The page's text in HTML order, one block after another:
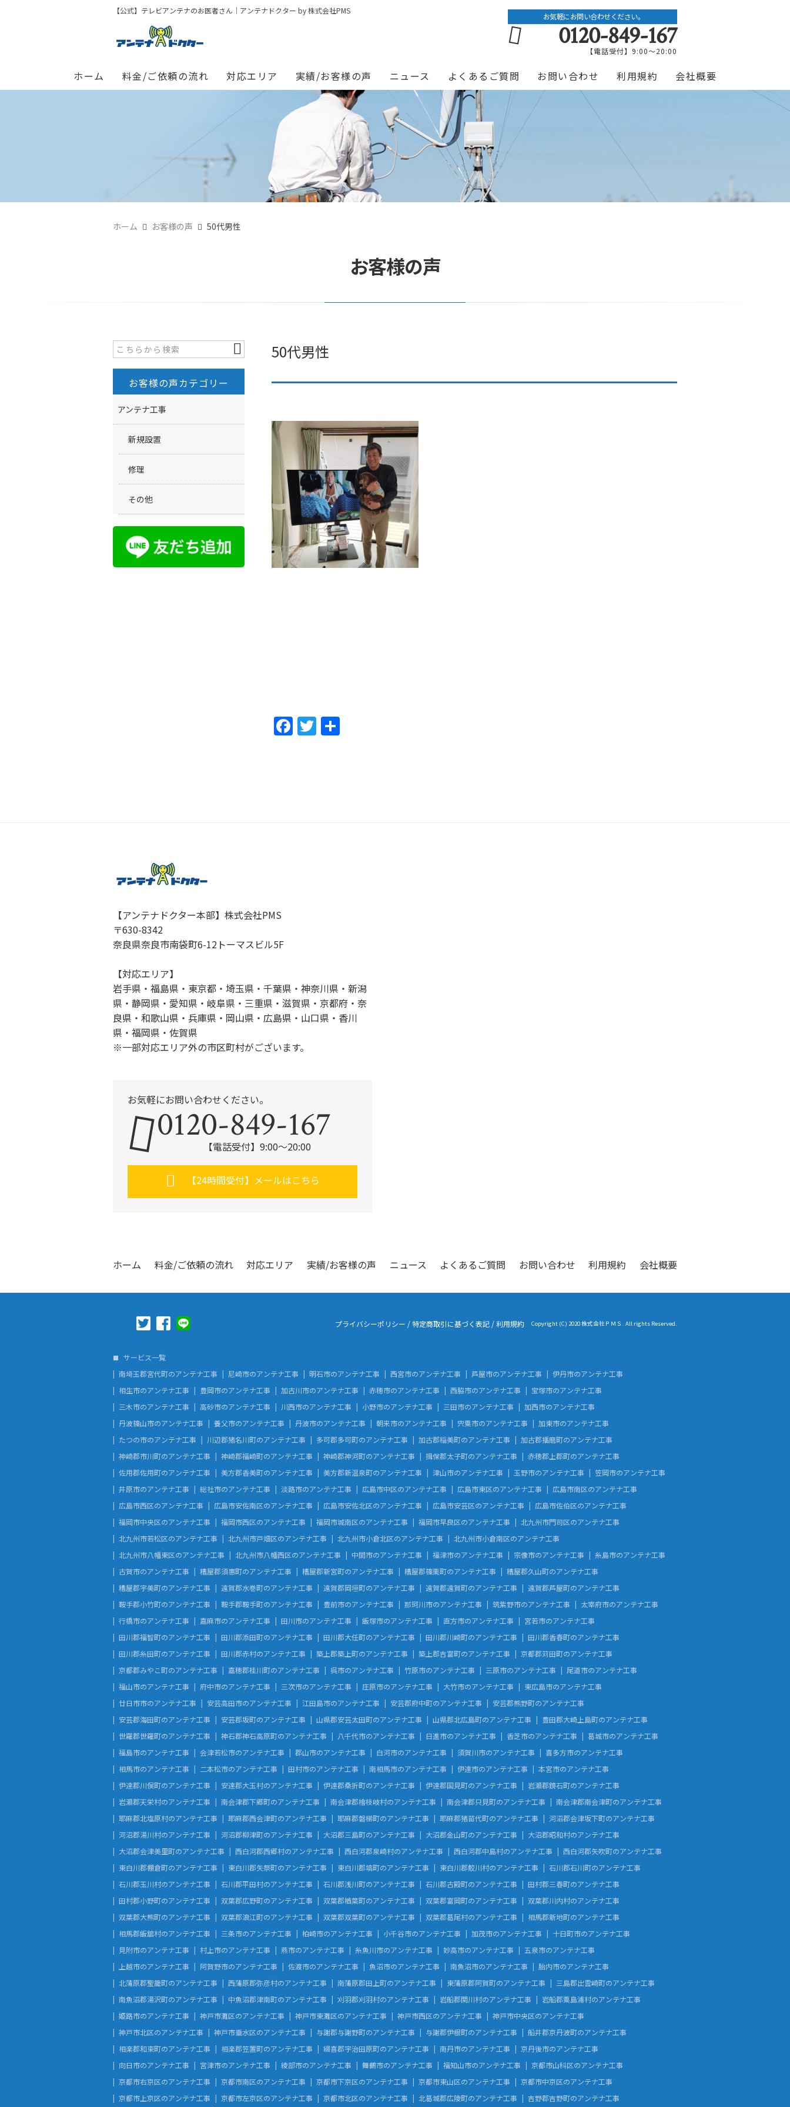
【公式】テレビアンテナのお医者さん｜アンテナドクター by 株式会社PMS
お気軽にお問い合わせください。
0120-849-167
【電話受付】9:00〜20:00
ホーム 料金/ご依頼の流れ 対応エリア 実績/お客様の声 ニュース よくあるご質問 お問い合わせ 利用規約 会社概要
ホーム お客様の声 50代男性
お客様の声
50代男性
F
a
T
w
お客様の声カテゴリー
アンテナ工事
新規設置
修理
その他
【アンテナドクター本部】株式会社PMS
〒630-8342
奈良県奈良市南袋町6-12トーマスビル5F
【対応エリア】
岩手県・福島県・東京都・埼玉県・千葉県・神奈川県・新潟
県・静岡県・愛知県・岐阜県・三重県・滋賀県・京都府・奈
良県・和歌山県・兵庫県・岡山県・広島県・山口県・香川
県・福岡県・佐賀県
※一部対応エリア外の市区町村がございます。
お気軽にお問い合わせください。
0120-849-167
【電話受付】9:00〜20:00
【24時間受付】メールはこちら
ホーム 料金/ご依頼の流れ 対応エリア 実績/お客様の声 ニュース よくあるご質問 お問い合わせ 利用規約 会社概要
プライバシーポリシー /特定商取引に基づく表記 /利用規約 Copyright (C) 2020 株式会社ＰＭＳ. All rights Reserved.
サービス一覧
南埼玉郡宮代町のアンテナ工事
尼崎市のアンテナ工事 明石市のアンテナ工事 西宮市のアンテナ工事 芦屋市のアンテナ工事
伊丹市のアンテナ工事
相生市のアンテナ工事
豊岡市のアンテナ工事 加古川市のアンテナ工事 赤穂市のアンテナ工事 西脇市のアンテナ工事
宝塚市のアンテナ工事
三木市のアンテナ工事
高砂市のアンテナ工事 川西市のアンテナ工事 小野市のアンテナ工事 三田市のアンテナ工事
加西市のアンテナ工事
丹波篠山市のアンテナ工事
養父市のアンテナ工事 丹波市のアンテナ工事 朝来市のアンテナ工事 宍粟市のアンテナ工事
加東市のアンテナ工事
たつの市のアンテナ工事
川辺郡猪名川町のアンテナ工事 多可郡多可町のアンテナ工事 加古郡稲美町のアンテナ工事
加古郡播磨町のアンテナ工事
神崎郡市川町のアンテナ工事
神崎郡福崎町のアンテナ工事 神崎郡神河町のアンテナ工事 揖保郡太子町のアンテナ工事
赤穂郡上郡町のアンテナ工事
佐用郡佐用町のアンテナ工事
美方郡香美町のアンテナ工事 美方郡新温泉町のアンテナ工事 津山市のアンテナ工事 玉野市のアンテナ工事
笠岡市のアンテナ工事
井原市のアンテナ工事
総社市のアンテナ工事 淡路市のアンテナ工事 広島市中区のアンテナ工事 広島市東区のアンテナ工事
広島市南区のアンテナ工事
広島市西区のアンテナ工事
広島市安佐南区のアンテナ工事 広島市安佐北区のアンテナ工事 広島市安芸区のアンテナ工事
広島市佐伯区のアンテナ工事
福岡市中央区のアンテナ工事
福岡市西区のアンテナ工事 福岡市城南区のアンテナ工事 福岡市早良区のアンテナ工事
北九州市門司区のアンテナ工事
北九州市若松区のアンテナ工事
北九州市戸畑区のアンテナ工事 北九州市小倉北区のアンテナ工事
北九州市小倉南区のアンテナ工事
北九州市八幡東区のアンテナ工事
北九州市八幡西区のアンテナ工事 中間市のアンテナ工事 福津市のアンテナ工事 宗像市のアンテナ工事
糸島市のアンテナ工事
古賀市のアンテナ工事
糟屋郡須惠町のアンテナ工事 糟屋郡新宮町のアンテナ工事 糟屋郡篠栗町のアンテナ工事
糟屋郡久山町のアンテナ工事
糟屋郡宇美町のアンテナ工事
遠賀郡水巻町のアンテナ工事 遠賀郡岡垣町のアンテナ工事 遠賀郡遠賀町のアンテナ工事
遠賀郡芦屋町のアンテナ工事
鞍手郡小竹町のアンテナ工事
鞍手郡鞍手町のアンテナ工事 豊前市のアンテナ工事 那珂川市のアンテナ工事 筑紫野市のアンテナ工事
太宰府市のアンテナ工事
行橋市のアンテナ工事
嘉麻市のアンテナ工事 田川市のアンテナ工事 飯塚市のアンテナ工事 直方市のアンテナ工事
宮若市のアンテナ工事
田川郡福智町のアンテナ工事
田川郡添田町のアンテナ工事 田川郡大任町のアンテナ工事 田川郡川崎町のアンテナ工事
田川郡香春町のアンテナ工事
田川郡糸田町のアンテナ工事
田川郡赤村のアンテナ工事 築上郡築上町のアンテナ工事 築上郡吉富町のアンテナ工事
京都郡苅田町のアンテナ工事
京都郡みやこ町のアンテナ工事
嘉穂郡桂川町のアンテナ工事 呉市のアンテナ工事 竹原市のアンテナ工事 三原市のアンテナ工事
尾道市のアンテナ工事
福山市のアンテナ工事
府中市のアンテナ工事 三次市のアンテナ工事 庄原市のアンテナ工事 大竹市のアンテナ工事
東広島市のアンテナ工事
廿日市市のアンテナ工事
安芸高田市のアンテナ工事 江田島市のアンテナ工事 安芸郡府中町のアンテナ工事
安芸郡熊野町のアンテナ工事
安芸郡海田町のアンテナ工事
安芸郡坂町のアンテナ工事 山県郡安芸太田町のアンテナ工事 山県郡北広島町のアンテナ工事
豊田郡大崎上島町のアンテナ工事
世羅郡世羅町のアンテナ工事
神石郡神石高原町のアンテナ工事 八千代市のアンテナ工事 日進市のアンテナ工事 香芝市のアンテナ工事
葛城市のアンテナ工事
福島市のアンテナ工事
会津若松市のアンテナ工事 郡山市のアンテナ工事 白河市のアンテナ工事 須賀川市のアンテナ工事
喜多方市のアンテナ工事
相馬市のアンテナ工事
二本松市のアンテナ工事 田村市のアンテナ工事 南相馬市のアンテナ工事 伊達市のアンテナ工事
本宮市のアンテナ工事
伊達郡川俣町のアンテナ工事
安達郡大玉村のアンテナ工事 伊達郡桑折町のアンテナ工事 伊達郡国見町のアンテナ工事
岩瀬郡鏡石町のアンテナ工事
岩瀬郡天栄村のアンテナ工事
南会津郡下郷町のアンテナ工事 南会津郡檜枝岐村のアンテナ工事 南会津郡只見町のアンテナ工事
南会津郡南会津町のアンテナ工事
耶麻郡北塩原村のアンテナ工事
耶麻郡西会津町のアンテナ工事 耶麻郡磐梯町のアンテナ工事 耶麻郡猪苗代町のアンテナ工事
河沼郡会津坂下町のアンテナ工事
河沼郡湯川村のアンテナ工事
河沼郡柳津町のアンテナ工事 大沼郡三島町のアンテナ工事 大沼郡金山町のアンテナ工事
大沼郡昭和村のアンテナ工事
大沼郡会津美里町のアンテナ工事
西白河郡西郷村のアンテナ工事 西白河郡泉崎村のアンテナ工事 西白河郡中島村のアンテナ工事
西白河郡矢吹町のアンテナ工事
東白川郡棚倉町のアンテナ工事
東白川郡矢祭町のアンテナ工事 東白川郡塙町のアンテナ工事 東白川郡鮫川村のアンテナ工事
石川郡石川町のアンテナ工事
石川郡玉川村のアンテナ工事
石川郡平田村のアンテナ工事 石川郡浅川町のアンテナ工事 石川郡古殿町のアンテナ工事
田村郡三春町のアンテナ工事
田村郡小野町のアンテナ工事
双葉郡広野町のアンテナ工事 双葉郡楢葉町のアンテナ工事 双葉郡富岡町のアンテナ工事
双葉郡川内村のアンテナ工事
双葉郡大熊町のアンテナ工事
双葉郡浪江町のアンテナ工事 双葉郡双葉町のアンテナ工事 双葉郡葛尾村のアンテナ工事
相馬郡新地町のアンテナ工事
相馬郡飯舘村のアンテナ工事
三条市のアンテナ工事 柏崎市のアンテナ工事 小千谷市のアンテナ工事 加茂市のアンテナ工事
十日町市のアンテナ工事
見附市のアンテナ工事
村上市のアンテナ工事 燕市のアンテナ工事 糸魚川市のアンテナ工事 妙高市のアンテナ工事
五泉市のアンテナ工事
上越市のアンテナ工事
阿賀野市のアンテナ工事 佐渡市のアンテナ工事 魚沼市のアンテナ工事 南魚沼市のアンテナ工事
胎内市のアンテナ工事
北蒲原郡聖籠町のアンテナ工事
西蒲原郡弥彦村のアンテナ工事 南蒲原郡田上町のアンテナ工事 東蒲原郡阿賀町のアンテナ工事
三島郡出雲崎町のアンテナ工事
南魚沼郡湯沢町のアンテナ工事
中魚沼郡津南町のアンテナ工事 刈羽郡刈羽村のアンテナ工事 岩船郡関川村のアンテナ工事
岩船郡粟島浦村のアンテナ工事
姫路市のアンテナ工事
神戸市灘区のアンテナ工事 神戸市東灘区のアンテナ工事 神戸市西区のアンテナ工事
神戸市中央区のアンテナ工事
神戸市北区のアンテナ工事
神戸市垂水区のアンテナ工事 与謝郡与謝野町のアンテナ工事 与謝郡伊根町のアンテナ工事
船井郡京丹波町のアンテナ工事
相楽郡和束町のアンテナ工事
相楽郡笠置町のアンテナ工事 綴喜郡宇治田原町のアンテナ工事 南丹市のアンテナ工事
京丹後市のアンテナ工事
向日市のアンテナ工事
宮津市のアンテナ工事 綾部市のアンテナ工事 舞鶴市のアンテナ工事 福知山市のアンテナ工事
京都市山科区のアンテナ工事
京都市右京区のアンテナ工事
京都市南区のアンテナ工事 京都市下京区のアンテナ工事 京都市東山区のアンテナ工事
京都市中京区のアンテナ工事
京都市上京区のアンテナ工事
京都市左京区のアンテナ工事 京都市北区のアンテナ工事 北葛城郡広陵町のアンテナ工事 吉野郡吉野町のアンテナ工事